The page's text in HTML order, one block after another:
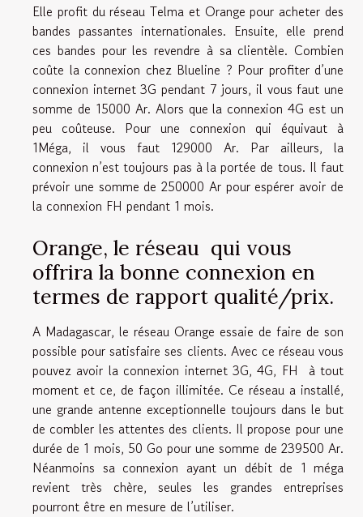
Elle profit du réseau Telma et Orange pour acheter des
bandes passantes internationales. Ensuite, elle prend
ces bandes pour les revendre à sa clientèle. Combien
coûte la connexion chez Blueline ? Pour profiter d’une
connexion internet 3G pendant 7 jours, il vous faut une
somme de 15000 Ar. Alors que la connexion 4G est un
peu coûteuse. Pour une connexion qui équivaut à
1Méga, il vous faut 129000 Ar. Par ailleurs, la
connexion n’est toujours pas à la portée de tous. Il faut
prévoir une somme de 250000 Ar pour espérer avoir de
la connexion FH pendant 1 mois.
Orange, le réseau qui vous
offrira la bonne connexion en
termes de rapport qualité/prix.
A Madagascar, le réseau Orange essaie de faire de son
possible pour satisfaire ses clients. Avec ce réseau vous
pouvez avoir la connexion internet 3G, 4G, FH à tout
moment et ce, de façon illimitée. Ce réseau a installé,
une grande antenne exceptionnelle toujours dans le but
de combler les attentes des clients. Il propose pour une
durée de 1 mois, 50 Go pour une somme de 239500 Ar.
Néanmoins sa connexion ayant un débit de 1 méga
revient très chère, seules les grandes entreprises
pourront être en mesure de l’utiliser.